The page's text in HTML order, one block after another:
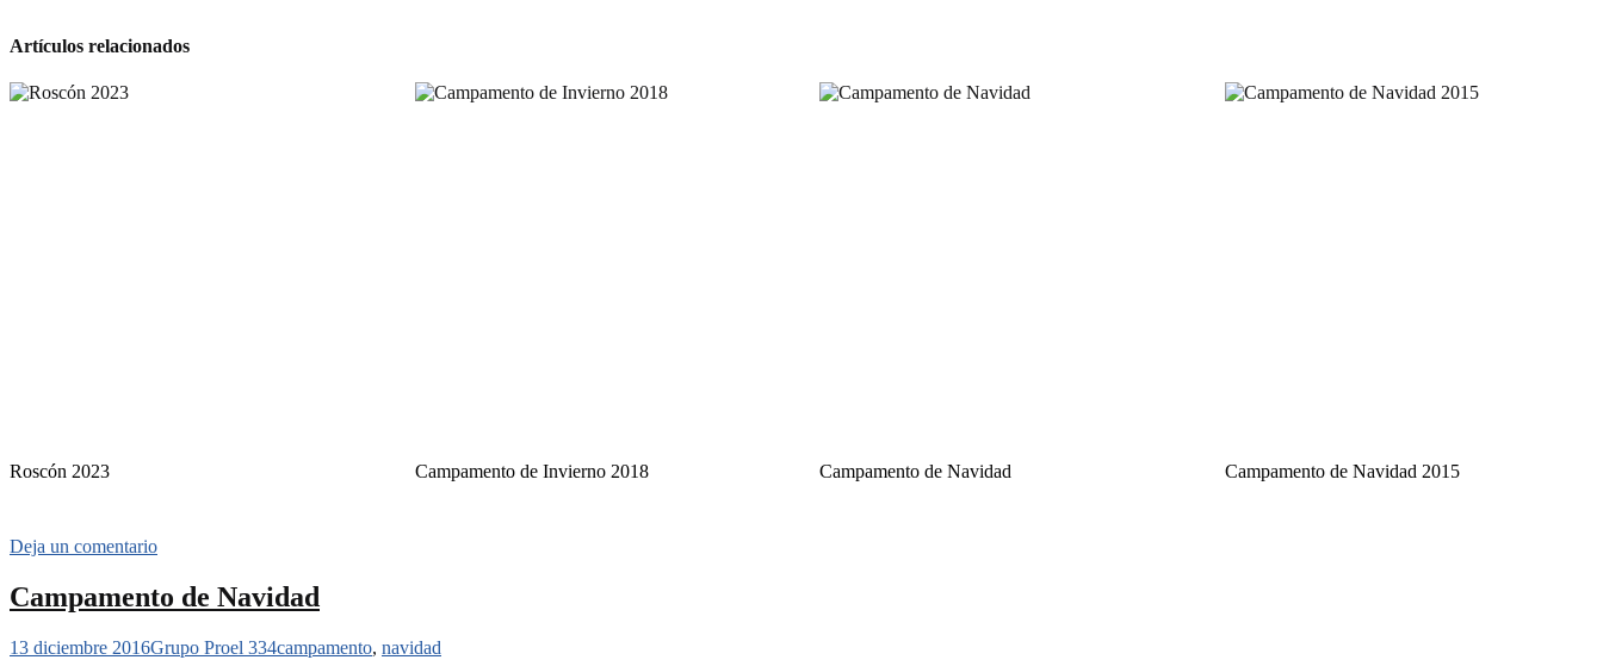
Artículos relacionados
Roscón 2023 Campamento de Invierno 2018 Campamento de Navidad Campamento de Navidad 2015
Deja un comentario
Campamento de Navidad
13 diciembre 2016Grupo Proel 334campamento, navidad